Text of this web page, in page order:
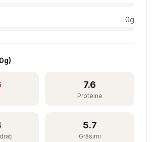
0g
g)
7.6
Proteine
5.7
Grăsimi